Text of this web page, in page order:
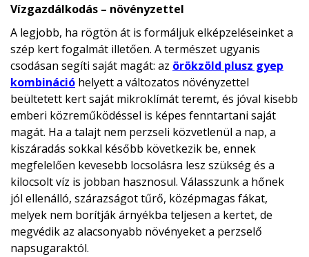
Vízgazdálkodás – növényzettel
A legjobb, ha rögtön át is formáljuk elképzeléseinket a
szép kert fogalmát illetően. A természet ugyanis
csodásan segíti saját magát: az örökzöld plusz gyep
kombináció helyett a változatos növényzettel
beültetett kert saját mikroklímát teremt, és jóval kisebb
emberi közreműködéssel is képes fenntartani saját
magát. Ha a talajt nem perzseli közvetlenül a nap, a
kiszáradás sokkal később következik be, ennek
megfelelően kevesebb locsolásra lesz szükség és a
kilocsolt víz is jobban hasznosul. Válasszunk a hőnek
jól ellenálló, szárazságot tűrő, középmagas fákat,
melyek nem borítják árnyékba teljesen a kertet, de
megvédik az alacsonyabb növényeket a perzselő
napsugaraktól.